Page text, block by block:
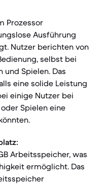
Prozessor
Ausführung
Nutzer berichten von
selbst bei
Spielen. Das
eine solide Leistung
einige Nutzer bei
Spielen eine
Arbeitsspeicher, was
ermöglicht. Das